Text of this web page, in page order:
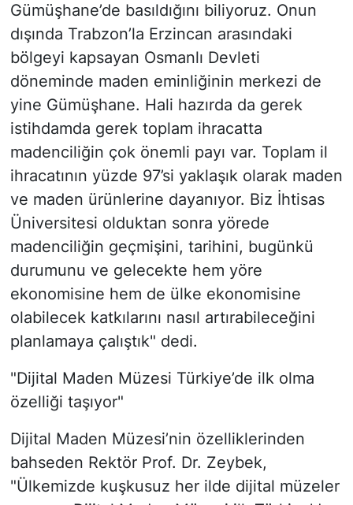
Gümüşhane’de basıldığını biliyoruz. Onun
dışında Trabzon’la Erzincan arasındaki
bölgeyi kapsayan Osmanlı Devleti
döneminde maden eminliğinin merkezi de
yine Gümüşhane. Hali hazırda da gerek
istihdamda gerek toplam ihracatta
madenciliğin çok önemli payı var. Toplam il
ihracatının yüzde 97’si yaklaşık olarak maden
ve maden ürünlerine dayanıyor. Biz İhtisas
Üniversitesi olduktan sonra yörede
madenciliğin geçmişini, tarihini, bugünkü
durumunu ve gelecekte hem yöre
ekonomisine hem de ülke ekonomisine
olabilecek katkılarını nasıl artırabileceğini
planlamaya çalıştık" dedi.
"Dijital Maden Müzesi Türkiye’de ilk olma
özelliği taşıyor"
Dijital Maden Müzesi’nin özelliklerinden
bahseden Rektör Prof. Dr. Zeybek,
"Ülkemizde kuşkusuz her ilde dijital müzeler